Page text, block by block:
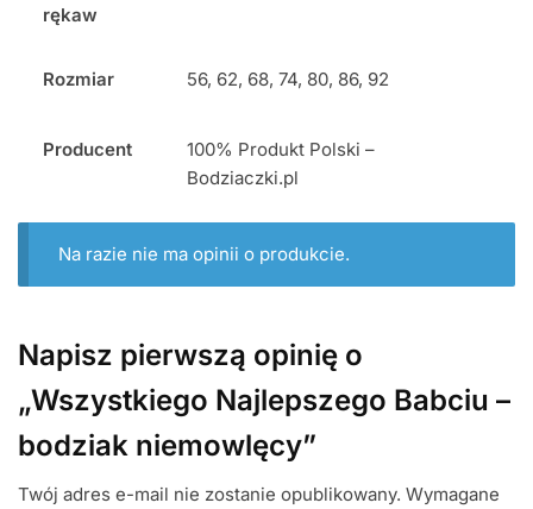
rękaw
Rozmiar 56, 62, 68, 74, 80, 86, 92
Producent
100% Produkt Polski –
Bodziaczki.pl
Na razie nie ma opinii o produkcie.
Napisz pierwszą opinię o
„Wszystkiego Najlepszego Babciu –
bodziak niemowlęcy”
Twój adres e-mail nie zostanie opublikowany. Wymagane